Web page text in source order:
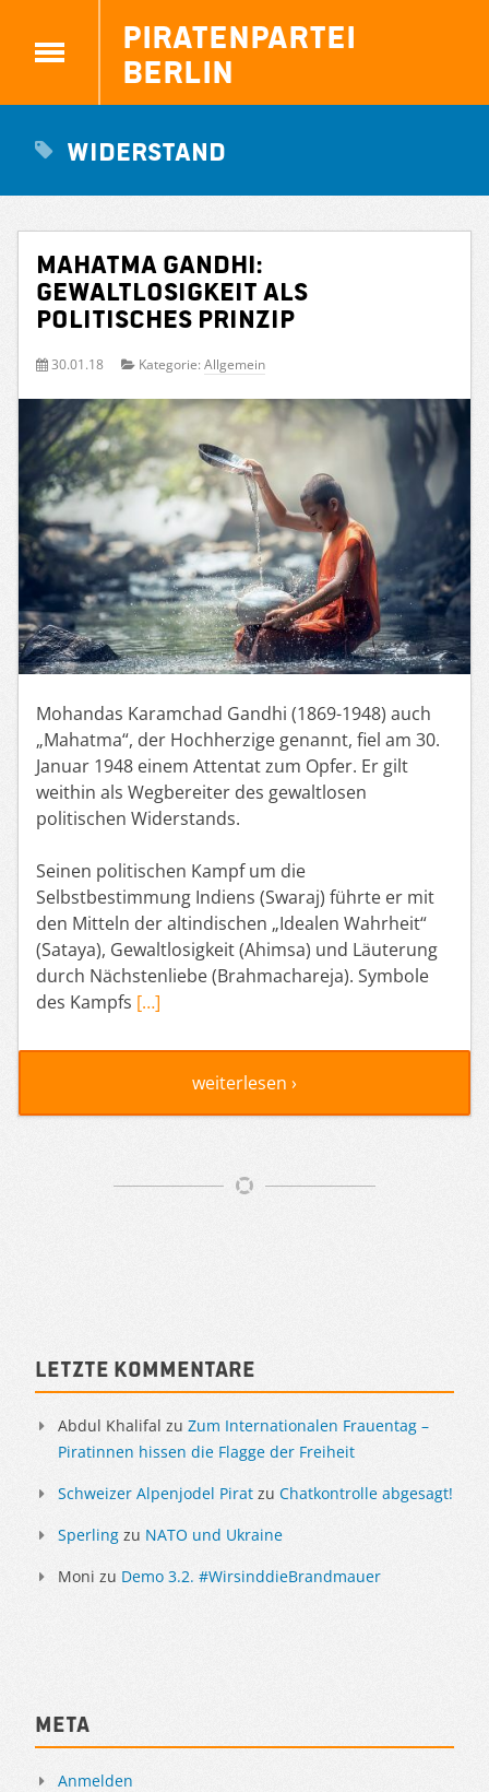
Piratenpartei
Berlin
Widerstand
Mahatma Gandhi:
Gewaltlosigkeit als
politisches Prinzip
30.01.18 Kategorie: Allgemein
Mohandas Karamchad Gandhi (1869-1948) auch
„Mahatma“, der Hochherzige genannt, fiel am 30.
Januar 1948 einem Attentat zum Opfer. Er gilt
weithin als Wegbereiter des gewaltlosen
politischen Widerstands.
Seinen politischen Kampf um die
Selbstbestimmung Indiens (Swaraj) führte er mit
den Mitteln der altindischen „Idealen Wahrheit“
(Sataya), Gewaltlosigkeit (Ahimsa) und Läuterung
durch Nächstenliebe (Brahmachareja). Symbole
des Kampfs […]
weiterlesen ›
Sidebar
Letzte Kommentare
Abdul Khalifal zu Zum Internationalen Frauentag –
Piratinnen hissen die Flagge der Freiheit
Schweizer Alpenjodel Pirat zu Chatkontrolle abgesagt!
Sperling zu NATO und Ukraine
Moni zu Demo 3.2. #WirsinddieBrandmauer
Meta
Anmelden